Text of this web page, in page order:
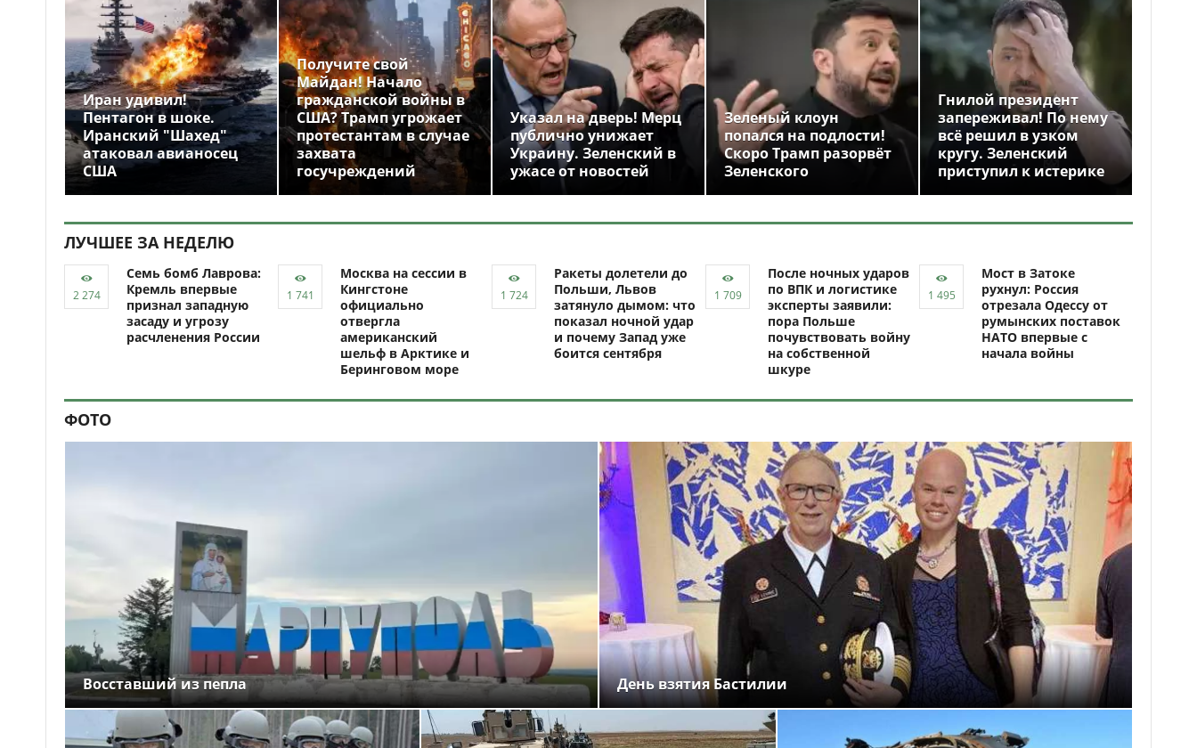
Иран удивил!
Пентагон в шоке.
Иранский "Шахед"
атаковал авианосец
США
Получите свой
Майдан! Начало
гражданской войны в
США? Трамп угрожает
протестантам в случае
захвата
госучреждений
Указал на дверь! Мерц
публично унижает
Украину. Зеленский в
ужасе от новостей
Зеленый клоун
попался на подлости!
Скоро Трамп разорвёт
Зеленского
Гнилой президент
запереживал! По нему
всё решил в узком
кругу. Зеленский
приступил к истерике
ЛУЧШЕЕ ЗА НЕДЕЛЮ
Семь бомб Лаврова:
Кремль впервые
признал западную
засаду и угрозу
расчленения России
Москва на сессии в
Кингстоне
официально
отвергла
американский
шельф в Арктике и
Беринговом море
Ракеты долетели до
Польши, Львов
затянуло дымом: что
показал ночной удар
и почему Запад уже
боится сентября
После ночных ударов
по ВПК и логистике
эксперты заявили:
пора Польше
почувствовать войну
на собственной
шкуре
Мост в Затоке
рухнул: Россия
отрезала Одессу от
румынских поставок
НАТО впервые с
начала войны
ФОТО
Восставший из пепла День взятия Бастилии